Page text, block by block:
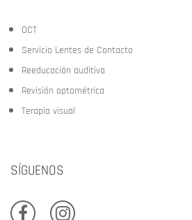
OCT
Servicio Lentes de Contacto
Reeducación auditiva
Revisión optométrica
Terapia visual
SÍGUENOS